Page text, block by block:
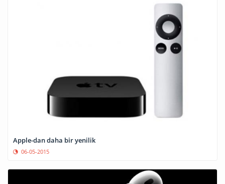
Apple-dan daha bir yenilik
06-05-2015